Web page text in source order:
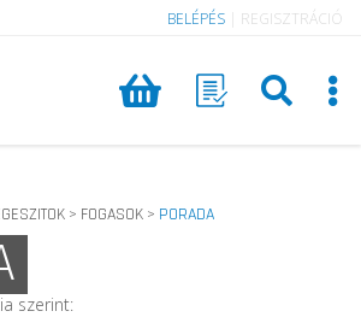
BELÉPÉS REGISZTRÁCIÓ
> FOGASOK > PORADA
szerint: